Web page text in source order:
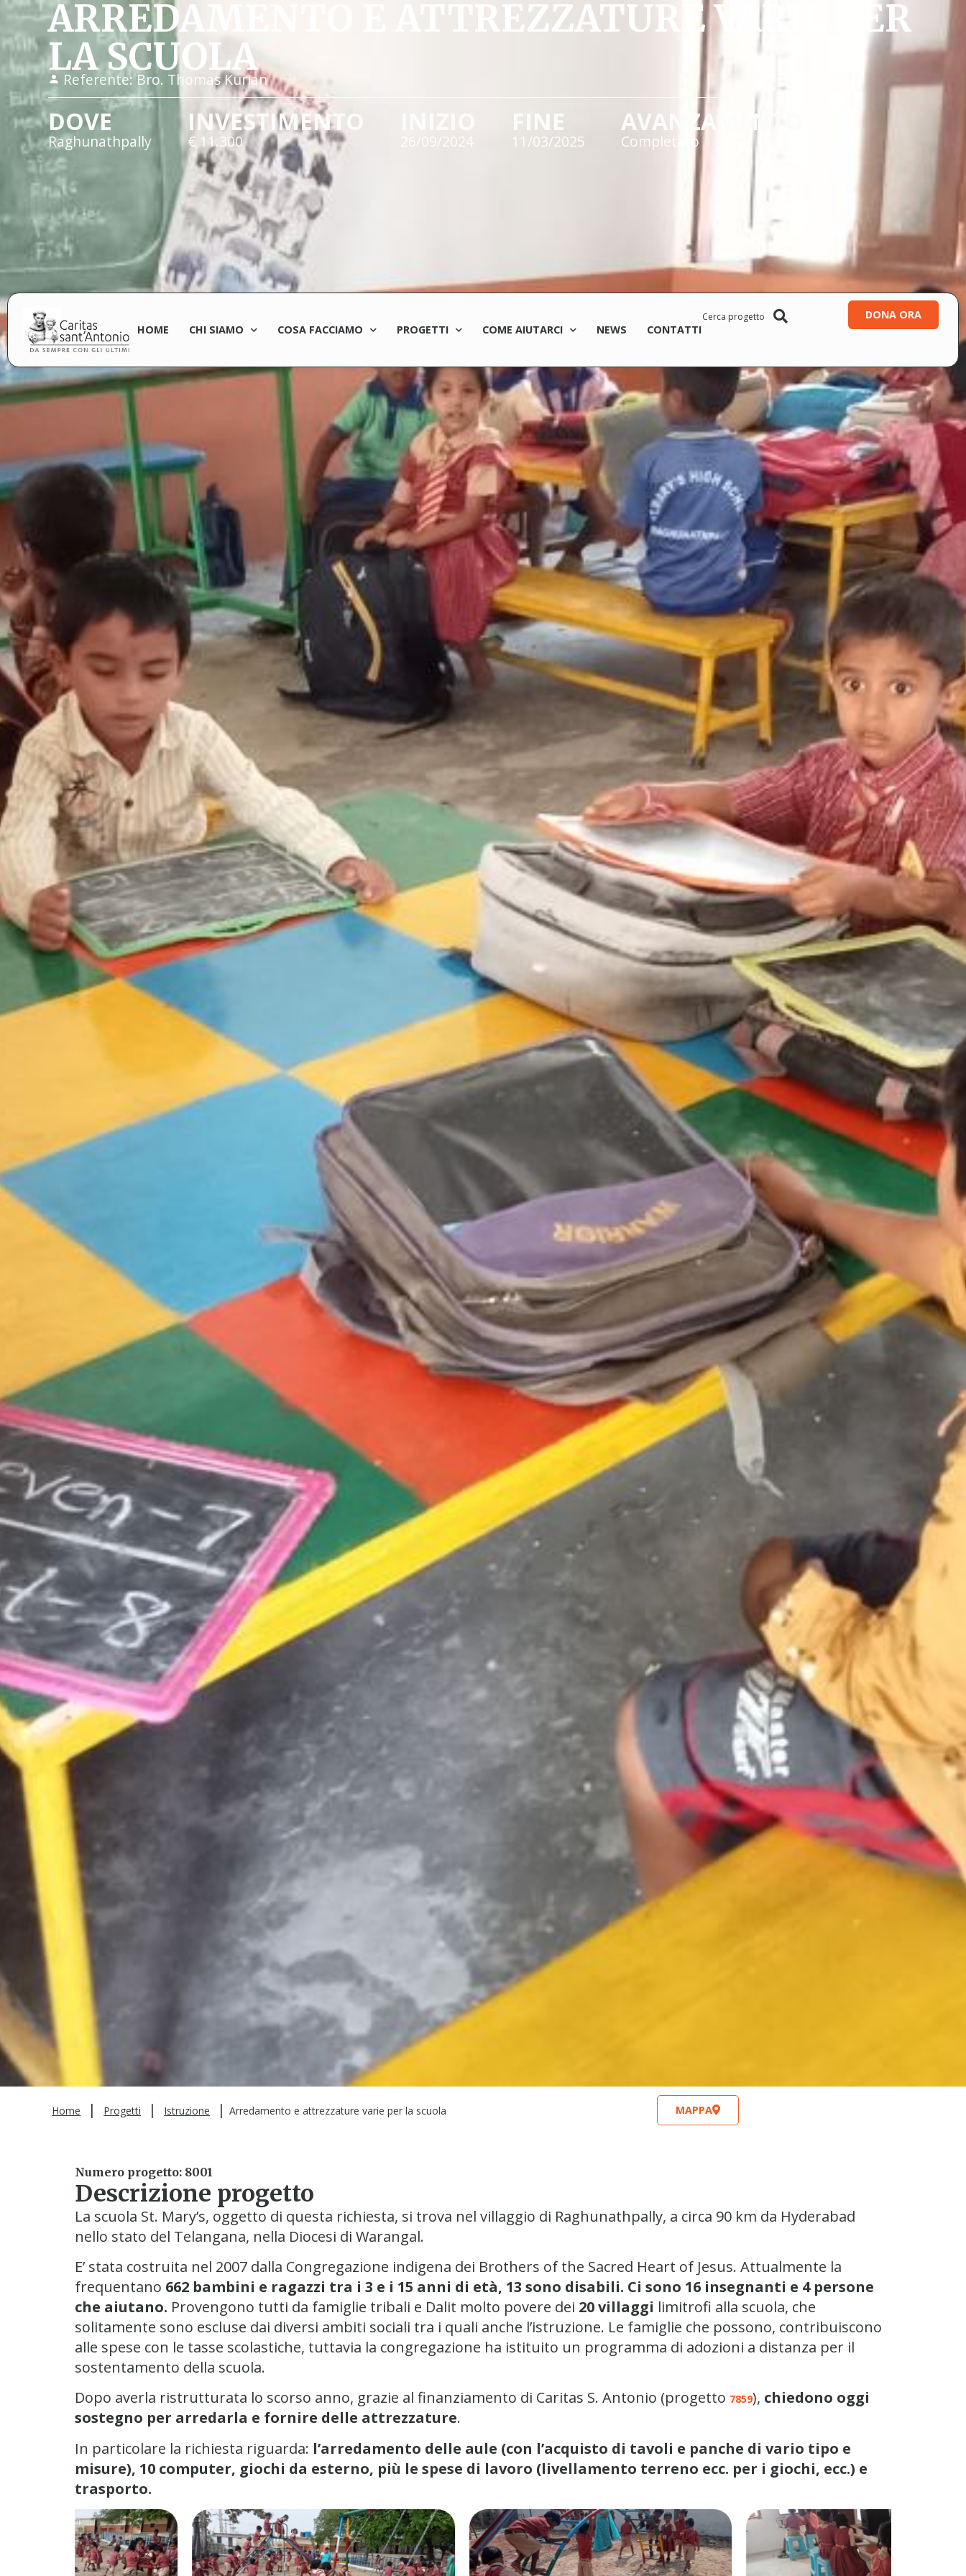
HOME CHI SIAMO COSA FACCIAMO PROGETTI COME AIUTARCI NEWS CONTATTI
DONA ORA
ARREDAMENTO E ATTREZZATURE VARIE PER
LA SCUOLA
Referente:Bro. Thomas Kurian
DOVE
Raghunathpally
INVESTIMENTO
€ 11.300 26/09/2024
FINE
11/03/2025
AVANZAMENTO
Completato
Home | Progetti | Istruzione |Arredamento e attrezzature varie per la scuola MAPPA
Numero progetto: 8001
Descrizione progetto
La scuola St. Mary’s, oggetto di questa richiesta, si trova nel villaggio di Raghunathpally, a circa 90 km da Hyderabad
nello stato del Telangana, nella Diocesi di Warangal.
E’ stata costruita nel 2007 dalla Congregazione indigena dei Brothers of the Sacred Heart of Jesus. Attualmente la
frequentano 662 bambini e ragazzi tra i 3 e i 15 anni di età, 13 sono disabili. Ci sono 16 insegnanti e 4 persone
che aiutano. Provengono tutti da famiglie tribali e Dalit molto povere dei 20 villaggi limitrofi alla scuola, che
solitamente sono escluse dai diversi ambiti sociali tra i quali anche l’istruzione. Le famiglie che possono, contribuiscono
alle spese con le tasse scolastiche, tuttavia la congregazione ha istituito un programma di adozioni a distanza per il
sostentamento della scuola.
Dopo averla ristrutturata lo scorso anno, grazie al finanziamento di Caritas S. Antonio (progetto 7859), chiedono oggi
sostegno per arredarla e fornire delle attrezzature.
In particolare la richiesta riguarda: l’arredamento delle aule (con l’acquisto di tavoli e panche di vario tipo e
misure), 10 computer, giochi da esterno, più le spese di lavoro (livellamento terreno ecc. per i giochi, ecc.) e
trasporto.